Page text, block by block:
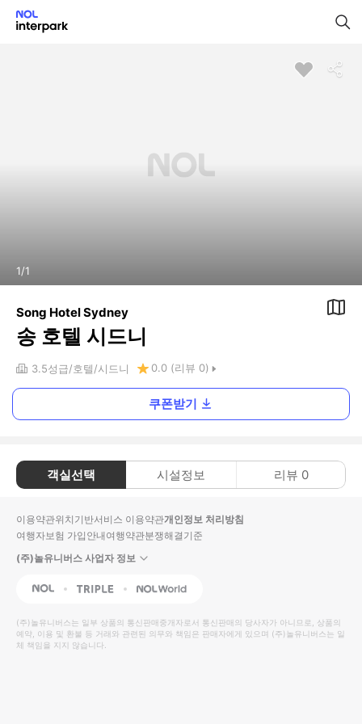
1/1
Song Hotel Sydney
송 호텔 시드니
3.5성급 호텔 시드니 0.0 (리뷰 0)
쿠폰받기
객실선택 시설정보 리뷰 0
이용약관위치기반서비스 이용약관개인정보 처리방침
여행자보험 가입안내여행약관분쟁해결기준
(주)놀유니버스 사업자 정보
NOL Triple Interpark Global
(주)놀유니버스는 일부 상품의 통신판매중개자로서 통신판매의 당사자가 아니므로, 상품의
예약, 이용 및 환불 등 거래와 관련된 의무와 책임은 판매자에게 있으며 (주)놀유니버스는 일
체 책임을 지지 않습니다.